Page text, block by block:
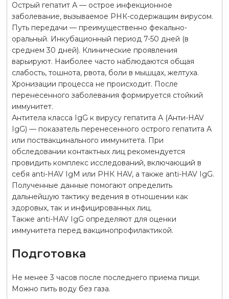
Острый гепатит А — острое инфекционное
заболевание, вызываемое РНК-содержащим вирусом.
Путь передачи — преимущественно фекально-
оральный. Инкубационный период 7-50 дней (в
среднем 30 дней). Клинические проявления
варьируют. Наиболее часто наблюдаются общая
слабость, тошнота, рвота, боли в мышцах, желтуха.
Хронизации процесса не происходит. После
перенесенного заболевания формируется стойкий
иммунитет.
Антитела класса IgG к вирусу гепатита А (Анти-HAV
IgG) — показатель перенесенного острого гепатита А
или поствакцинального иммунитета. При
обследовании контактных лиц рекомендуется
провидить комплекс исследований, включающий в
себя anti-HAV IgM или РНК HAV, а также anti-HAV IgG.
Полученные данные помогают определить
дальнейшую тактику ведения в отношении как
здоровых, так и инфицированных лиц.
Также anti-HAV IgG определяют для оценки
иммунитета перед вакцинопрофилактикой.
Подготовка
Не менее 3 часов после последнего приема пищи.
Можно пить воду без газа.